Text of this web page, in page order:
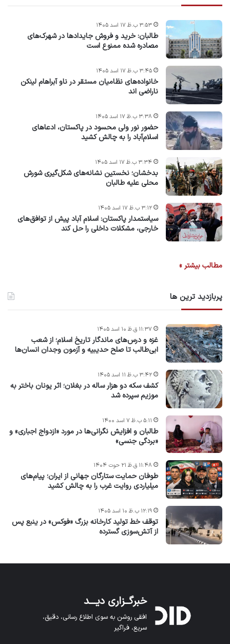
طالبان: خرید و فروش جایدادها در شهرک‌های
مصادره شده ممنوع است
۳:۵۳ ب.ظ ۱۷ اسد ۱۴۰۵
خانواده‌های نظامیان مستقر در ناو آبراهام لینکن
ناراضی اند
۳:۴۵ ب.ظ ۱۷ اسد ۱۴۰۵
حضور نور ولی محسود در پاکستان، ادعاهای
اسلام‌آباد را به چالش کشید
۳:۳۸ ب.ظ ۱۷ اسد ۱۴۰۵
بدخشان؛ نخستین نشانه‌های شکل‌گیری شورش
محلی علیه طالبان
۳:۳۴ ب.ظ ۱۷ اسد ۱۴۰۵
سیاستمدار پاکستان: اسلام آباد پیش از توافق‌های
خارجی، مشکلات داخلی را حل کند
۳:۱۲ ب.ظ ۱۷ اسد ۱۴۰۵
مطالب بیشتر »
پربازدید ترین ها
غزه و درس‌های ماندگار تاریخ اسلام؛ از شعب
ابی‌طالب تا صلح حدیبیه و آزمون وجدان انسان‌ها
۱۱:۳۷ ق.ظ ۱۰ اسد ۱۴۰۵
کشف سکه دو هزار ساله در بغلان؛ اثر یونان باختر به
موزیم سپرده شد
۳:۴۲ ب.ظ ۱۱ اسد ۱۴۰۵
طالبان و افزایش نگرانی‌ها در مورد «ازدواج اجباری» و
«بردگی جنسی»
۵:۱۱ ب.ظ ۷ اسد ۱۴۰۰
طوفان حمایت ستارگان جهانی از ایران؛ پیام‌های
میلیاردی روایت غرب را به چالش کشید
۱۱:۴۸ ق.ظ ۲۱ حوت ۱۴۰۴
توقف خط تولید کارخانه بزرگ «فوکس» در ینبع پس
از آتش‌سوزی گسترده
۱۲:۱۹ ب.ظ ۱۰ اسد ۱۴۰۵
خبرگــزاری دیـــد
افقی روشن به سوی اطلاع رسانی، دقیق،
سریع، فراگیر